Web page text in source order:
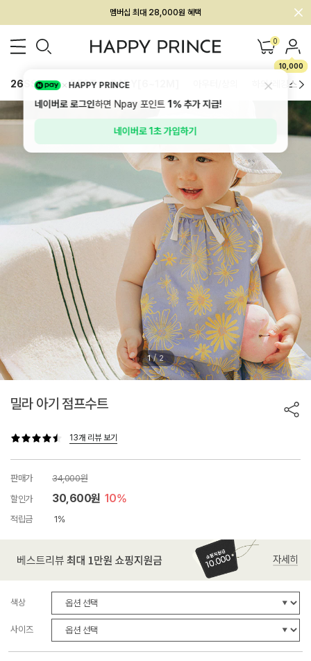
회원전용 아울렛, 가입하면 ~60% 할인!
멤버십 최대 28,000원 혜택 0
10,000
26SS 신상 BEST BABY[6~12M] 하의/레깅스
1 / 2
밀라 아기 점프수트
13개 리뷰 보기
판매가
34,000원
할인가
30,600원 10%
적립금 1%
색상
사이즈
HAPPY PRINCE
네이버로 로그인하면 Npay 포인트1%추가 지급!
네이버로 1초 가입하기